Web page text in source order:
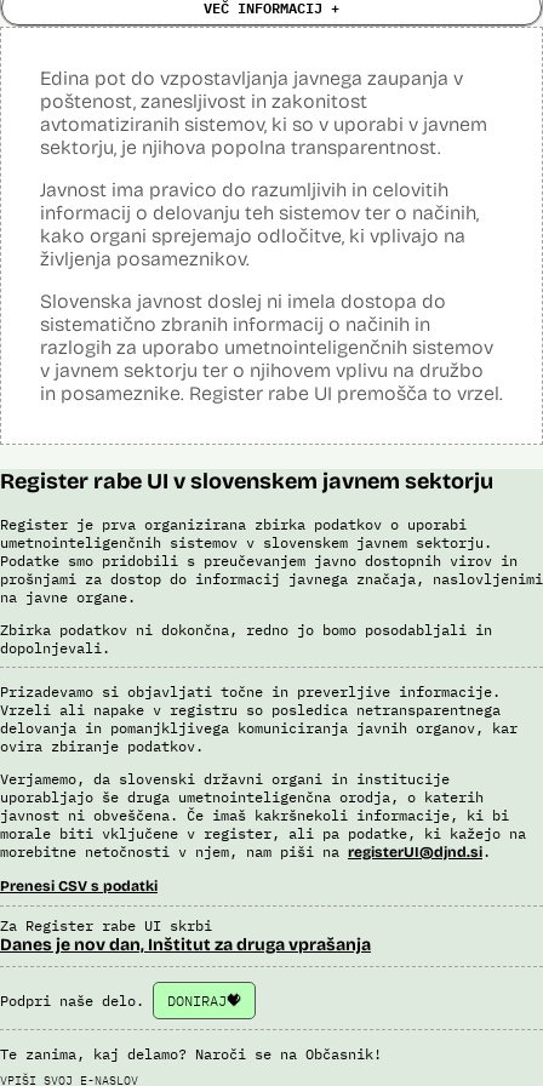
zboru, se uporabljajo tehnike strojnega učenja (globoke nevronske
mreže).
Viri:
Razpisna dokumentacija
Pogodba za nakup
opravljena:
Posodobljeno: 3. december 2024
Sistem omogoča obdelavo in vizualizacijo podatkov, povezovanje baz
podatkov, pripravo poročil, dinamično raziskovanje podatkov, uporabo
napovedne analitike, opazovanje gibanja podatkov v različnih
(če – potem), simulacije kompleksnejših problemov in scenarijev,
načrtovanje aktivnosti in porabe virov.
Viri:
Dosje javnega naročila
Podrobnosti izdelka na portalu NIO
Predstavitev projekta na gov.si
Predstavitev projekta na portalu OECD OPSI
Odgovor na zahtevo za dostop do informacij javnega značaja
Tehnične specifikacije iz razpisne dokumentacije
VEČ INFORMACIJ +
Edina pot do vzpostavljanja javnega zaupanja v
poštenost, zanesljivost in zakonitost
avtomatiziranih sistemov, ki so v uporabi v javnem
sektorju, je njihova popolna transparentnost.
Javnost ima pravico do razumljivih in celovitih
informacij o delovanju teh sistemov ter o načinih,
kako organi sprejemajo odločitve, ki vplivajo na
življenja posameznikov.
Slovenska javnost doslej ni imela dostopa do
sistematično zbranih informacij o načinih in
razlogih za uporabo umetnointeligenčnih sistemov
v javnem sektorju ter o njihovem vplivu na družbo
in posameznike. Register rabe UI premošča to vrzel.
Register rabe UI v slovenskem javnem sektorju
Register je prva organizirana zbirka podatkov o uporabi
umetnointeligenčnih sistemov v slovenskem javnem sektorju.
Podatke smo pridobili s preučevanjem javno dostopnih virov in
prošnjami za dostop do informacij javnega značaja, naslovljenimi
na javne organe.
Zbirka podatkov ni dokončna, redno jo bomo posodabljali in
dopolnjevali.
Prizadevamo si objavljati točne in preverljive informacije.
Vrzeli ali napake v registru so posledica netransparentnega
delovanja in pomanjkljivega komuniciranja javnih organov, kar
ovira zbiranje podatkov.
Verjamemo, da slovenski državni organi in institucije
uporabljajo še druga umetnointeligenčna orodja, o katerih
javnost ni obveščena. Če imaš kakršnekoli informacije, ki bi
morale biti vključene v register, ali pa podatke, ki kažejo na
morebitne netočnosti v njem, nam piši na registerUI@djnd.si.
Prenesi CSV s podatki
Za Register rabe UI skrbi
Danes je nov dan, Inštitut za druga vprašanja
Podpri naše delo. DONIRAJ
Te zanima, kaj delamo? Naroči se na Občasnik!
VPIŠI SVOJ E-NASLOV